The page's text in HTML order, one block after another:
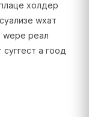
холдер
wхат
wере реал
а гоод